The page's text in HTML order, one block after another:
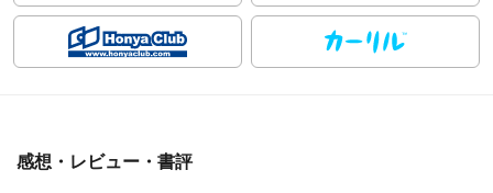
感想・レビュー・書評